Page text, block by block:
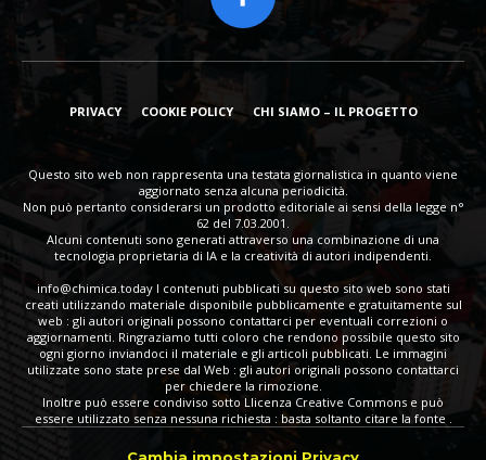
PRIVACY COOKIE POLICY CHI SIAMO – IL PROGETTO
Questo sito web non rappresenta una testata giornalistica in quanto viene
aggiornato senza alcuna periodicità.
Non può pertanto considerarsi un prodotto editoriale ai sensi della legge n°
62 del 7.03.2001.
Alcuni contenuti sono generati attraverso una combinazione di una
tecnologia proprietaria di IA e la creatività di autori indipendenti.
info@chimica.todayI contenuti pubblicati su questo sito web sono stati
creati utilizzando materiale disponibile pubblicamente e gratuitamente sul
web : gli autori originali possono contattarci per eventuali correzioni o
aggiornamenti. Ringraziamo tutti coloro che rendono possibile questo sito
ogni giorno inviandoci il materiale e gli articoli pubblicati. Le immagini
utilizzate sono state prese dal Web : gli autori originali possono contattarci
per chiedere la rimozione.
Inoltre può essere condiviso sotto Llicenza Creative Commons e può
essere utilizzato senza nessuna richiesta : basta soltanto citare la fonte .
Cambia impostazioni Privacy